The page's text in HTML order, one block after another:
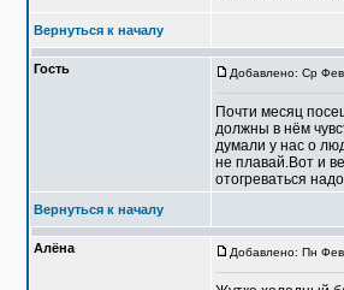
Вернуться к началу
Гость Добавлено: Ср
Почти месяц
должны в нём
думали у нас о
не плавай.Вот и
отогреваться
Вернуться к началу
Алёна Добавлено: Пн